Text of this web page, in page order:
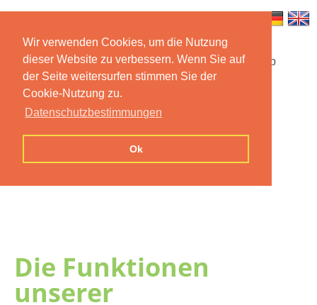
Wir verwenden Cookies, um die Nutzung
dieser Website zu verbessern. Wenn Sie auf
der Seite weitersurfen stimmen Sie der
Cookie-Nutzung zu.
Datenschutzbestimmungen
Ok
Startseite Funktionen Mobile App
Preise
Kontakt Impressum
Die Funktionen
unserer